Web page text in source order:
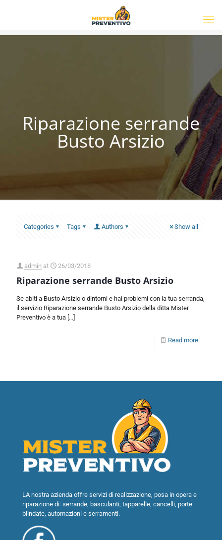
Riparazione serrande
Busto Arsizio
Categories Tags Authors Show all
admin at 26/03/2018
Riparazione serrande Busto Arsizio
Se abiti a Busto Arsizio o dintorni e hai problemi con la tua serranda,
il servizio Riparazione serrande Busto Arsizio della ditta Mister
Preventivo è a tua […]
Read more
LA nostra azienda offre servizi di realizzazione, posa in opera e
riparazione di: serrande, basculanti, tapparelle, cancelli, porte
blindate, automazioni e serramenti.